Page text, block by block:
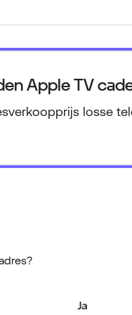
Apple TV
losse
Ja